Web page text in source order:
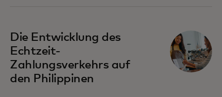
Die Entwicklung des
Echtzeit-
Zahlungsverkehrs auf
den Philippinen